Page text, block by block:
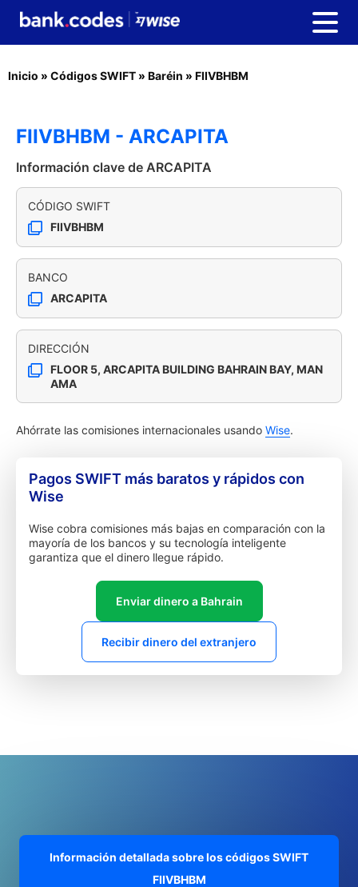
Inicio » Códigos SWIFT » Baréin » FIIVBHBM
FIIVBHBM - ARCAPITA
Información clave de ARCAPITA
CÓDIGO SWIFT
FIIVBHBM
BANCO
ARCAPITA
DIRECCIÓN
FLOOR 5, ARCAPITA BUILDING BAHRAIN BAY, MAN
AMA
Ahórrate las comisiones internacionales usando Wise.
Pagos SWIFT más baratos y rápidos con
Wise
Wise cobra comisiones más bajas en comparación con la
mayoría de los bancos y su tecnología inteligente
garantiza que el dinero llegue rápido.
Enviar dinero a Bahrain
Recibir dinero del extranjero
Información detallada sobre los códigos SWIFT
FIIVBHBM